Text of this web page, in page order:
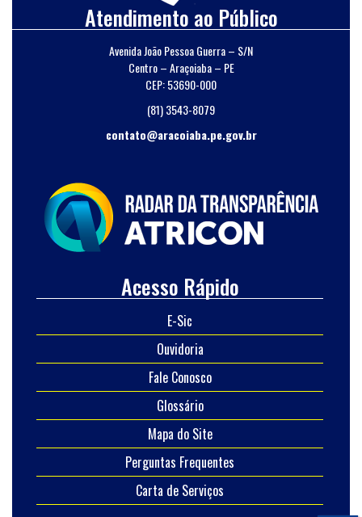
Atendimento ao Público
Avenida João Pessoa Guerra – S/N
Centro – Araçoiaba – PE
CEP: 53690-000
(81) 3543-8079
contato@aracoiaba.pe.gov.br
Acesso Rápido
E-Sic
Ouvidoria
Fale Conosco
Glossário
Mapa do Site
Perguntas Frequentes
Carta de Serviços